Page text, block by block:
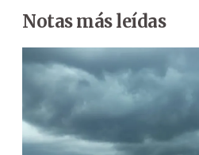
Notas más leídas